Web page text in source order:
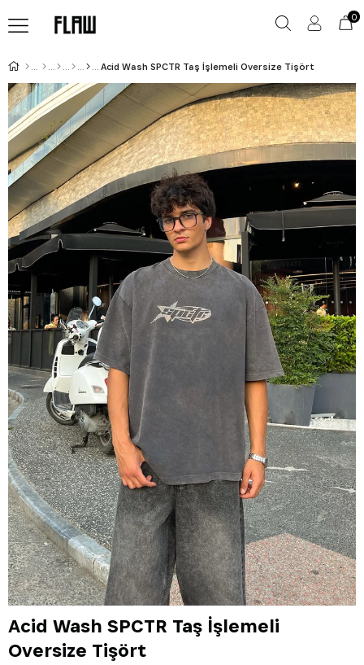
0
Acid Wash SPCTR Taş İşlemeli Oversize Tişört
Acid Wash SPCTR Taş İşlemeli
Oversize Tişört